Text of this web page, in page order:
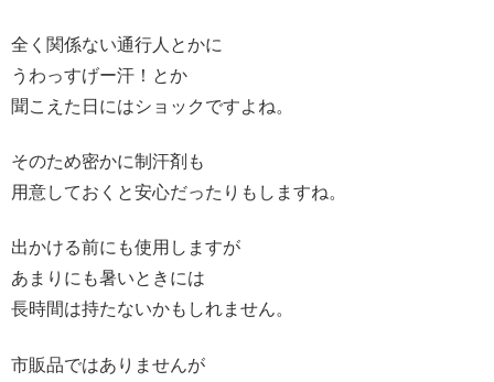
全く関係ない通行人とかに
うわっすげー汗！とか
聞こえた日にはショックですよね。
そのため密かに制汗剤も
用意しておくと安心だったりもしますね。
出かける前にも使用しますが
あまりにも暑いときには
長時間は持たないかもしれません。
市販品ではありませんが